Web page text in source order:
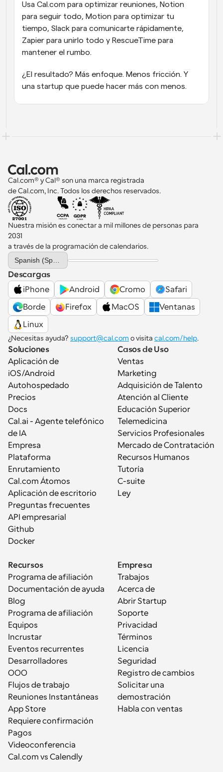
Usa Cal.com para optimizar reuniones, Notion
para seguir todo, Motion para optimizar tu
tiempo, Slack para comunicarte rápidamente,
Zapier para unirlo todo y RescueTime para
mantener el rumbo.
¿El resultado? Más enfoque. Menos fricción. Y
una startup que puede hacer más con menos.
Cal.com® y Cal® son una marca registrada
de Cal.com, Inc. Todos los derechos reservados.
Nuestra misión es conectar a mil millones de personas para
2031
a través de la programación de calendarios.
Select Language
Descargas
iPhone
Android Cromo
Safari
Borde
Firefox MacOS
Ventanas
Linux
¿Necesitas ayuda? support@cal.com o visita cal.com/help.
Soluciones
Aplicación de
iOS/Android
Autohospedado
Precios
Docs
Cal.ai - Agente telefónico
de IA
Empresa
Plataforma
Enrutamiento
Cal.com Átomos
Aplicación de escritorio
Preguntas frecuentes
API empresarial
Github
Docker
Casos de Uso
Ventas
Marketing
Adquisición de Talento
Atención al Cliente
Educación Superior
Telemedicina
Servicios Profesionales
Mercado de Contratación
Recursos Humanos
Tutoría
C-suite
Ley
Recursos
Programa de afiliación
Documentación de ayuda
Blog
Programa de afiliación
Equipos
Incrustar
Eventos recurrentes
Desarrolladores
OOO
Flujos de trabajo
Reuniones Instantáneas
App Store
Requiere confirmación
Pagos
Videoconferencia
Cal.com vs Calendly
Empresa
Trabajos
Acerca de
Abrir Startup
Soporte
Privacidad
Términos
Licencia
Seguridad
Registro de cambios
Solicitar una
demostración
Habla con ventas